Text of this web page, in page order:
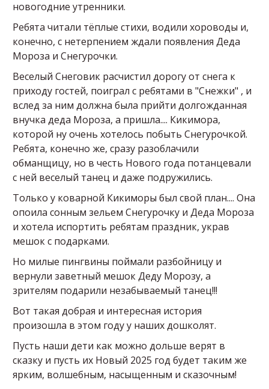
новогодние утренники.
Ребята читали тёплые стихи, водили хороводы и,
конечно, с нетерпением ждали появления Деда
Мороза и Снегурочки.
Веселый Снеговик расчистил дорогу от снега к
приходу гостей, поиграл с ребятами в "Снежки" , и
вслед за ним должна была прийти долгожданная
внучка деда Мороза, а пришла.... Кикимора,
которой ну очень хотелось побыть Снегурочкой.
Ребята, конечно же, сразу разоблачили
обманщицу, но в честь Нового года потанцевали
с ней веселый танец и даже подружились.
Только у коварной Кикиморы был свой план.... Она
опоила сонным зельем Снегурочку и Деда Мороза
и хотела испортить ребятам праздник, украв
мешок с подарками.
Но милые пингвины поймали разбойницу и
вернули заветный мешок Деду Морозу, а
зрителям подарили незабываемый танец!!!
Вот такая добрая и интересная история
произошла в этом году у наших дошколят.
Пусть наши дети как можно дольше верят в
сказку и пусть их Новый 2025 год будет таким же
ярким, волшебным, насыщенным и сказочным!